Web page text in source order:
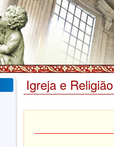
Igreja e Religião